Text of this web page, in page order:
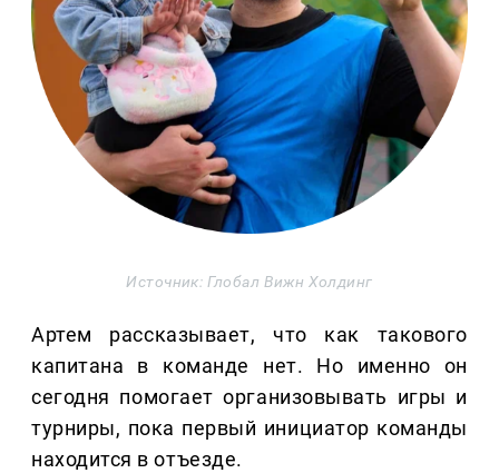
Источник: Глобал Вижн Холдинг
Артем рассказывает, что как такового
капитана в команде нет. Но именно он
сегодня помогает организовывать игры и
турниры, пока первый инициатор команды
находится в отъезде.